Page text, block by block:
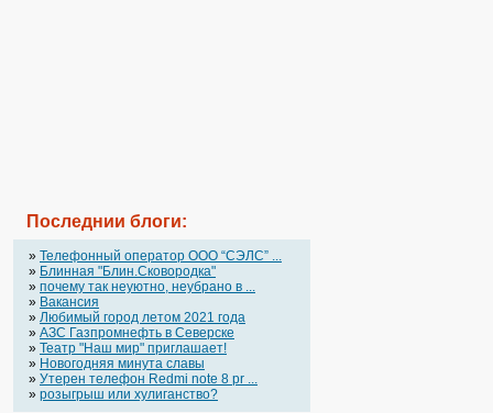
Последнии блоги:
» Телефонный оператор OOO “СЭЛС” ...
» Блинная "Блин.Сковородка"
» почему так неуютно, неубрано в ...
» Вакансия
» Любимый город летом 2021 года
» АЗС Газпромнефть в Северске
» Театр "Наш мир" приглашает!
» Новогодняя минута славы
» Утерен телефон Redmi note 8 pr ...
» розыгрыш или хулиганство?